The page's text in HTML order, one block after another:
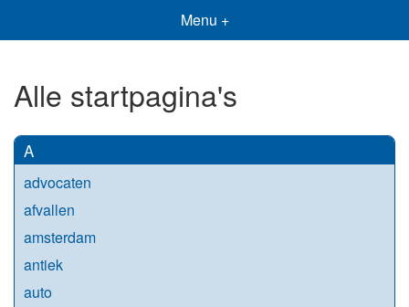
Menu +
Alle startpagina's
A
advocaten
afvallen
amsterdam
antiek
auto